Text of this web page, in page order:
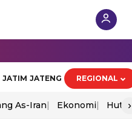
JATIM JATENG REGIONAL
As-Iran Ekonomi Hut Ri
›